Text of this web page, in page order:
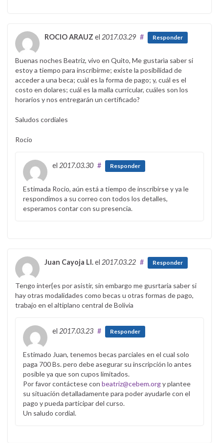
ROCIO ARAUZ el 2017.03.29 # Responder
Buenas noches Beatriz, vivo en Quito, Me gustarìa saber si
estoy a tiempo para inscribirme; existe la posibilidad de
acceder a una beca; cuàl es la forma de pago; y, cuál es el
costo en dolares; cuál es la malla curricular, cuáles son los
horarios y nos entregarán un certificado?
Saludos cordiales
Rocío
el 2017.03.30 # Responder
Estimada Rocio, aún está a tiempo de inscribirse y ya le
respondimos a su correo con todos los detalles,
esperamos contar con su presencia.
Juan Cayoja Ll.el 2017.03.22 # Responder
Tengo inter{es por asistir, sin embargo me gusrtaria saber si
hay otras modalidades como becas u otras formas de pago,
trabajo en el altiplano central de Bolivia
el 2017.03.23 # Responder
Estimado Juan, tenemos becas parciales en el cual solo
paga 700 Bs. pero debe asegurar su inscripción lo antes
posible ya que son cupos limitados.
Por favor contáctese con beatriz@cebem.orgy plantee
su situación detalladamente para poder ayudarle con el
pago y pueda participar del curso.
Un saludo cordial.